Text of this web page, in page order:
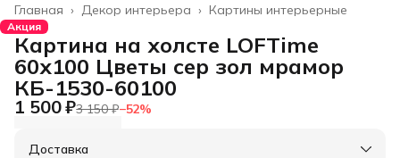
Картины интерьерные
Декор интерьера ›
Главная ›
Акция
Картина на холсте LOFTime
60х100 Цветы сер зол мрамор
КБ-1530-60100
1 500 ₽3 150 ₽−52%
Доставка